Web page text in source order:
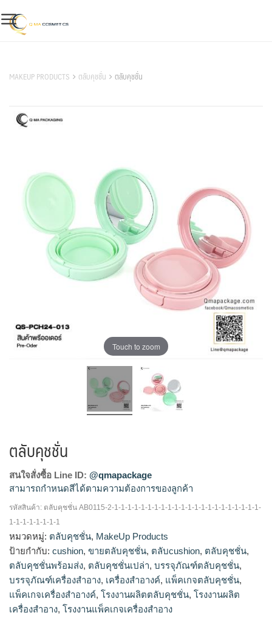
to
content
MAKEUP PRODUCTS ตลับคุชชั่น ตลับคุชชั่น
Touch to zoom
ตลับคุชชั่น
สนใจสั่งซื้อ Line ID: @qmapackage
สามารถกำหนดสีได้ตามความต้องการของลูกค้า
ตลับคุชชั่น, ตลับคุชชั่นเปล่า, บรรจุภัณฑ์ตลับคุชชั่น, บรรจุภัณฑ์
เครื่องสำอาง, เครื่องสำอางค์, แพ็คเกจตลับคุชชั่น, แพ็คเกจเครื่อง
สำอางค์, โรงงานผลิตเครื่องสำอาง, โรงงานแพ็คเกจเครื่องสำอาง
รหัสสินค้า: ตลับคุชชั่น AB0115-2-1-1-1-1-1-1-1-1-1-1-1-1-1-1-1-1-1-1-1-1-1-1-
1-1-1-1-1-1-1-1
หมวดหมู่: ตลับคุชชั่น, MakeUp Products
ป้ายกำกับ: cushion, ขายตลับคุชชั่น, ตลับcushion, ตลับคุชชั่น,
ตลับคุชชั่นพร้อมส่ง, ตลับคุชชั่นเปล่า, บรรจุภัณฑ์ตลับคุชชั่น,
บรรจุภัณฑ์เครื่องสำอาง, เครื่องสำอางค์, แพ็คเกจตลับคุชชั่น,
แพ็คเกจเครื่องสำอางค์, โรงงานผลิตตลับคุชชั่น, โรงงานผลิต
เครื่องสำอาง, โรงงานแพ็คเกจเครื่องสำอาง